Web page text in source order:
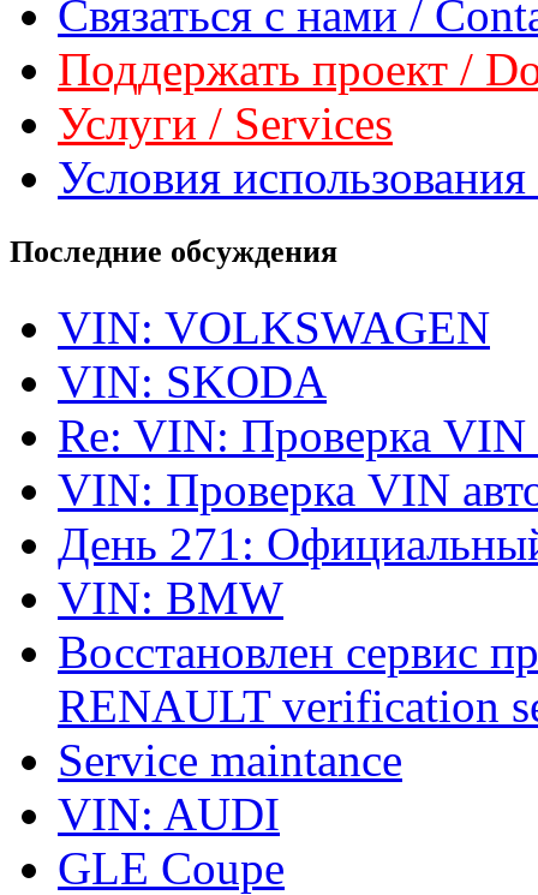
Связаться с нами /
Поддержать проект /
Услуги / Services
Условия
Последние обсуждения
VIN: VOLKSWAGEN
VIN: SKODA
Re: VIN: Проверка VIN
VIN: Проверка VIN
День 271:
VIN: BMW
Восстановлен сервис
RENAULT verification
Service maintance
VIN: AUDI
GLE Coupe